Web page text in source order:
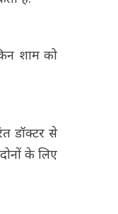
शाम को
डॉक्टर से
के लिए